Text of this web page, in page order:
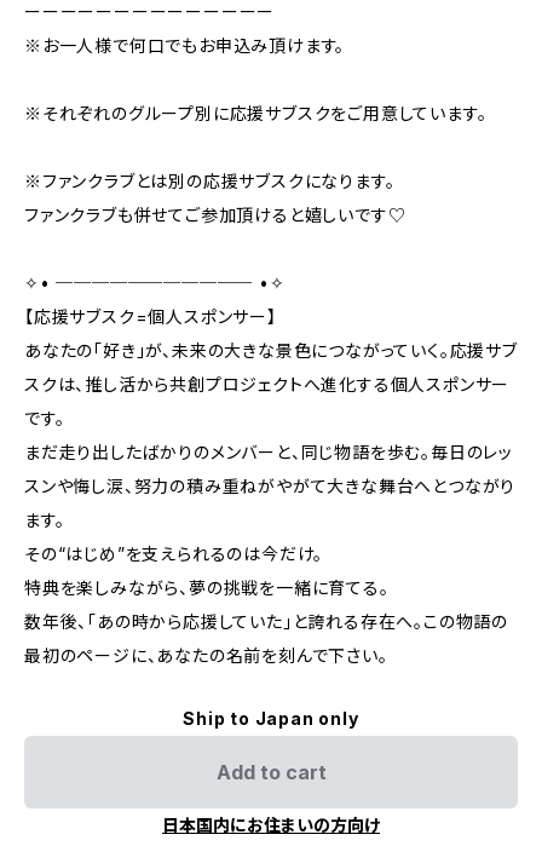
ーーーーーーーーーーーーーー
※お一人様で何口でもお申込み頂けます。
※それぞれのグループ別に応援サブスクをご用意しています。
※ファンクラブとは別の応援サブスクになります。
ファンクラブも併せてご参加頂けると嬉しいです♡
✧• ─────────── •✧
【応援サブスク=個人スポンサー】
あなたの「好き」が、未来の大きな景色につながっていく。応援サブ
スクは、推し活から共創プロジェクトへ進化する個人スポンサー
です。
まだ走り出したばかりのメンバーと、同じ物語を歩む。毎日のレッ
スンや悔し涙、努力の積み重ねがやがて大きな舞台へとつながり
ます。
その“はじめ”を支えられるのは今だけ。
特典を楽しみながら、夢の挑戦を一緒に育てる。
数年後、「あの時から応援していた」と誇れる存在へ。この物語の
最初のページに、あなたの名前を刻んで下さい。
Ship to Japan only
Add to cart
日本国内にお住まいの方向け